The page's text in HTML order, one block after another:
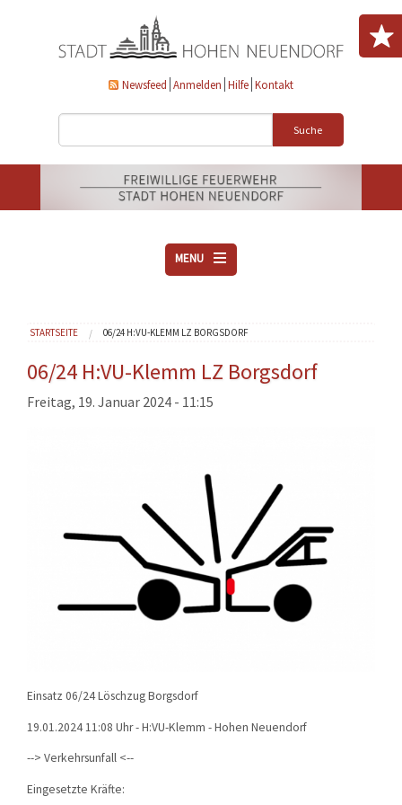
Newsfeed Anmelden Hilfe Kontakt
Suche
MENU
VEREINE
AKTUELLES
DOWNLOADS
EINSÄTZE
Sie sind hier
STARTSEITE 06/24 H:VU-KLEMM LZ BORGSDORF
06/24 H:VU-Klemm LZ Borgsdorf
Freitag, 19. Januar 2024 - 11:15
Einsatz 06/24 Löschzug Borgsdorf
19.01.2024 11:08 Uhr - H:VU-Klemm - Hohen Neuendorf
--> Verkehrsunfall <--
Eingesetzte Kräfte: